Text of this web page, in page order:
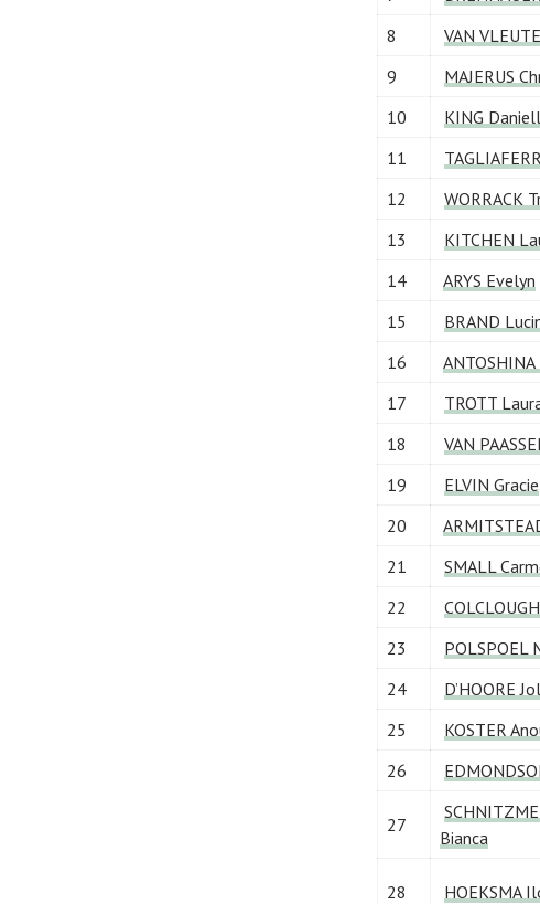
8
VAN
9
MAJERUS
10
KING
11
12
WORRACK
13
KITCHEN
14
ARYS Evelyn
15
BRAND
16
17
TROTT
18
VAN
19
ELVIN Gracie
20
21
SMALL
22
23
POLSPOEL
24
D’HOORE
25
KOSTER
26
27
Bianca
28 HOEKSMA